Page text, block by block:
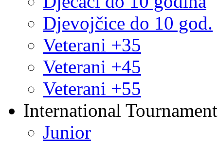
Djevojčice do 10 god.
Veterani +35
Veterani +45
Veterani +55
International
Junior